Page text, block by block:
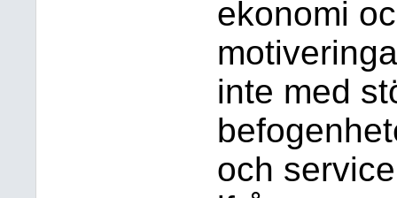
ekonomi
inte med
och